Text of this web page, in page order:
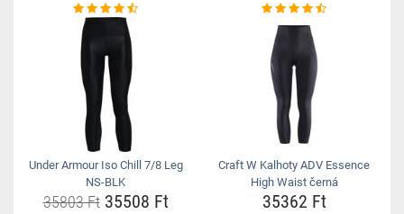
Under Armour Iso Chill 7/8 Leg
NS-BLK
35803 Ft35508 Ft
Craft W Kalhoty ADV Essence
High Waist černá
35362 Ft